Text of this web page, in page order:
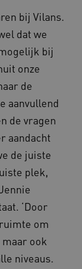
bij Vilans.
dat we
bij
onze
de
aanvullend
de vragen
aandacht
de juiste
plek,
‘Door
om
ook
niveaus.